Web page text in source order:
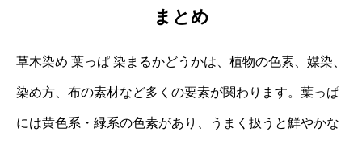
まとめ
草木染め 葉っぱ 染まるかどうかは、植物の色素、媒染、
染め方、布の素材など多くの要素が関わります。葉っぱ
には黄色系・緑系の色素があり、うまく扱うと鮮やかな